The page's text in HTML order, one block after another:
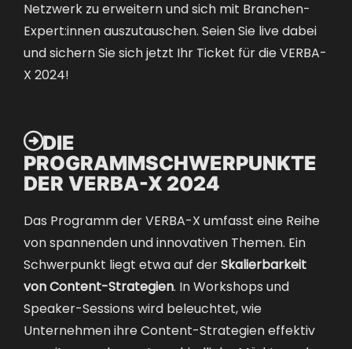
Netzwerk zu erweitern und sich mit Branchen-
Expert:innen auszutauschen. Seien Sie live dabei
und sichern Sie sich jetzt Ihr Ticket für die VERBA-
X 2024!
DIE
PROGRAMMSCHWERPUNKTE
DER VERBA-X 2024
Das Programm der VERBA-X umfasst eine Reihe
von spannenden und innovativen Themen. Ein
Schwerpunkt liegt etwa auf der Skalierbarkeit
von Content-Strategien . In Workshops und
Speaker-Sessions wird beleuchtet, wie
Unternehmen ihre Content-Strategien effektiv